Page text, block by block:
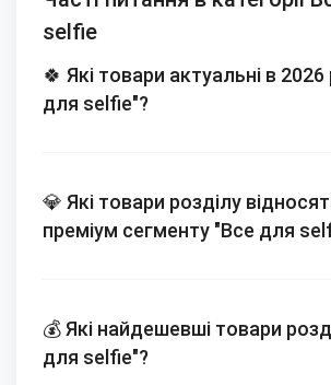
selfie
🍀 Які товари актуальні в 2026
для selfie"?
💎 Які товари розділу
преміум сегменту "Все для
💰 Які найдешевші товари
для selfie"?